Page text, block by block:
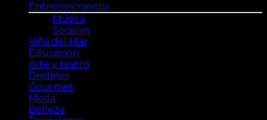
Entretenimiento
Música
Sociales
Viña del Mar
Educación
Arte y teatro
Destinos
Gourmet
Moda
Belleza